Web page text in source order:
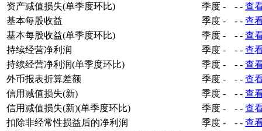
资产减值损失(单季度环比)
季度 - - - 查
基本每股收益
季度 - - - 查
基本每股收益(单季度环比)
季度 - - - 查
持续经营净利润
季度 - - - 查
持续经营净利润(单季度环比)
季度 - - - 查
外币报表折算差额
季度 - - - 查
信用减值损失(新)
季度 - - - 查
信用减值损失(新)(单季度环比)
季度 - - - 查
扣除非经常性损益后的净利润
季度 - - - 查